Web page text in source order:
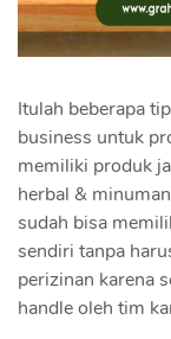
Itulah beberapa
business untuk
memiliki produk
herbal &
sudah bisa
sendiri tanpa
perizinan karena
handle oleh tim